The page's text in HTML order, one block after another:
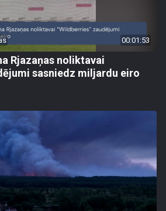
00:01:53
Rjazaņas noliktavai
sasniedz miljardu eiro